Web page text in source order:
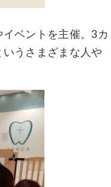
ベントを主催。3カ
うさまざまな人や